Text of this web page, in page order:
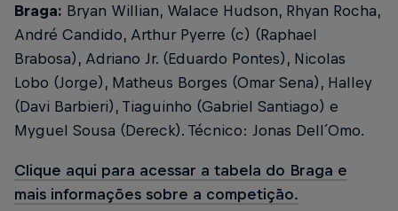
Braga: Bryan Willian, Walace Hudson, Rhyan Rocha,
André Candido, Arthur Pyerre (c) (Raphael
Brabosa), Adriano Jr. (Eduardo Pontes), Nicolas
Lobo (Jorge), Matheus Borges (Omar Sena), Halley
(Davi Barbieri), Tiaguinho (Gabriel Santiago) e
Myguel Sousa (Dereck). Técnico: Jonas Dell´Omo.
Clique aqui para acessar a tabela do Braga e
mais informações sobre a competição.